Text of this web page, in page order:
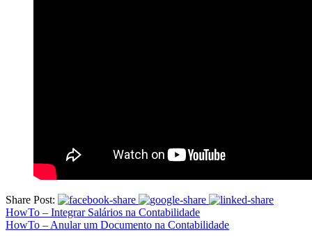
Share Post:
HowTo – Integrar Salários na Contabilidade
HowTo – Anular um Documento na Contabilidade